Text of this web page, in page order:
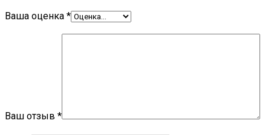
Ваша оценка *
Ваш отзыв *